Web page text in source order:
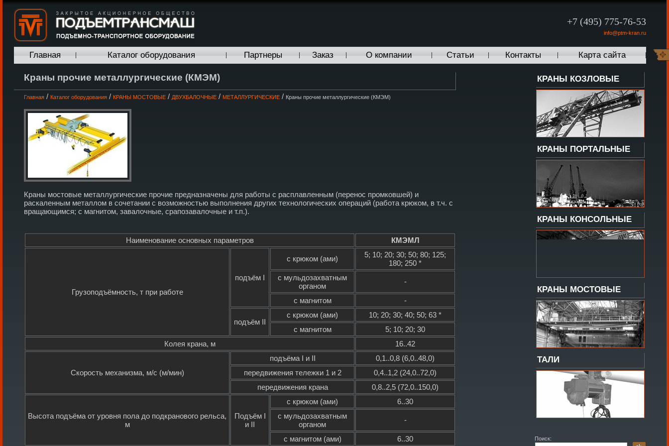
+7 (495) 775-76-53
info@ptm-kran.ru
Главная Каталог оборудования Партнеры Заказ О компании Статьи Контакты Карта сайта
Краны прочие металлургические (КМЭМ)
Главная / Каталог оборудования / КРАНЫ МОСТОВЫЕ / ДВУХБАЛОЧНЫЕ / МЕТАЛЛУРГИЧЕСКИЕ / Краны прочие металлургические (КМЭМ)
Краны мостовые металлургические прочие предназначены для работы с расплавленным (перенос промковшей) и
раскаленным металлом в сочетании с возможностью выполнения других технологических операций (работа крюком, в т.ч. с
вращающимся; с магнитом, завалочные, срапозавалочные и т.п.).
Наименование основных параметров КМЭМЛ
Грузоподъёмность, т при работе
подъём I
с крюком (ами)
5; 10; 20; 30; 50; 80; 125;
180; 250 *
с мульдозахватным
органом
-
с магнитом -
подъём II
с крюком (ами)
10; 20; 30; 40; 50; 63 *
с магнитом
5; 10; 20; 30
Колея крана, м
16..42
Скорость механизма, м/с (м/мин)
подъёма I и II
0,1..0,8 (6,0..48,0)
передвижения тележки 1 и 2
0,4..1,2 (24,0..72,0)
передвижения крана
0,8..2,5 (72,0..150,0)
Высота подъёма от уровня пола до подкранового рельса,
м
Подъём I
и II
с крюком (ами)
6..30
с мульдозахватным
органом
-
с магнитом (ами)
6..30
КРАНЫ КОЗЛОВЫЕ
КРАНЫ ПОРТАЛЬНЫЕ
КРАНЫ КОНСОЛЬНЫЕ
КРАНЫ МОСТОВЫЕ
ТАЛИ
Поиск: